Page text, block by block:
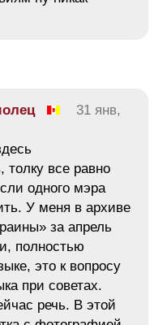
31 янв,
все равно
одного мэра
У меня в архиве
за апрель
полностью
это к вопросу
при советах.
речь. В этой